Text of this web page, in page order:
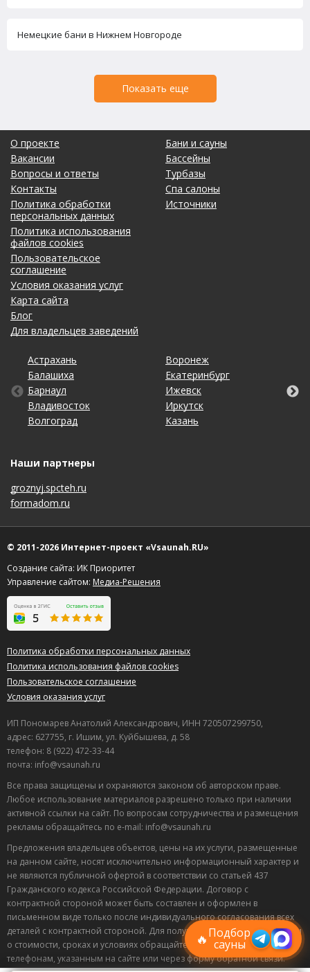
Немецкие бани в Нижнем Новгороде
Показать еще
О проекте
Вакансии
Вопросы и ответы
Контакты
Политика обработки
персональных данных
Политика использования
файлов cookies
Пользовательское
соглашение
Условия оказания услуг
Карта сайта
Блог
Для владельцев заведений
Бани и сауны
Бассейны
Турбазы
Спа салоны
Источники
Астрахань
Балашиха
Барнаул
Владивосток
Волгоград
Воронеж
Екатеринбург
Ижевск
Иркутск
Казань
Калининград
Кемерово
Киров
Краснодар
Красноярск
Липецк
Махачкала
Москва
Набережные Челны
Нижний Новгород
Новосибирск
Омск
Оренбург
Пенза
Пермь
Ростов-на-Дону
Рязань
Самара
Санкт-Петербург
Саратов
Ставрополь
Тольятти
Томск
Тула
Тюмень
Ульяновск
Уфа
Хабаровск
Чебоксары
Челябинск
Ярославль
Наши партнеры
groznyj.spcteh.ru
formadom.ru
© 2011-2026 Интернет-проект «Vsaunah.RU»
Создание сайта: ИК Приоритет
Управление сайтом: Медиа-Решения
Политика обработки персональных данных
Политика использования файлов cookies
Пользовательское соглашение
Условия оказания услуг
ИП Пономарев Анатолий Александрович, ИНН 720507299750,
адрес: 627755, г. Ишим, ул. Куйбышева, д. 58
телефон: 8 (922) 472-33-44
почта: info@vsaunah.ru
Все права защищены и охраняются законом об авторском праве.
Любое использование материалов разрешено только при наличии
активной ссылки на сайт. По вопросам сотрудничества и размещения
рекламы обращайтесь по e-mail: info@vsaunah.ru
Предложения владельцев объектов, цены на их услуги, размещенные
на данном сайте, носят исключительно информационный характер и
не являются публичной офертой в соответствии со статьей 437
Гражданского кодекса Российской Федерации. Договор с
контрактной стороной может быть составлен и оформлен в
письменном виде только после индивидуального согласования всех
деталей с контрактной стороной. Для получения точной информации
о стоимости, сроках и условиях обращайтесь по контактным
телефонам, указанным на сайте или через форму обратной связи.
🔥Подбор
сауны
Лучшие
спецпредложения
саун
Подписывайтесь в Telegram или MAX —
пришлём свежие скидки